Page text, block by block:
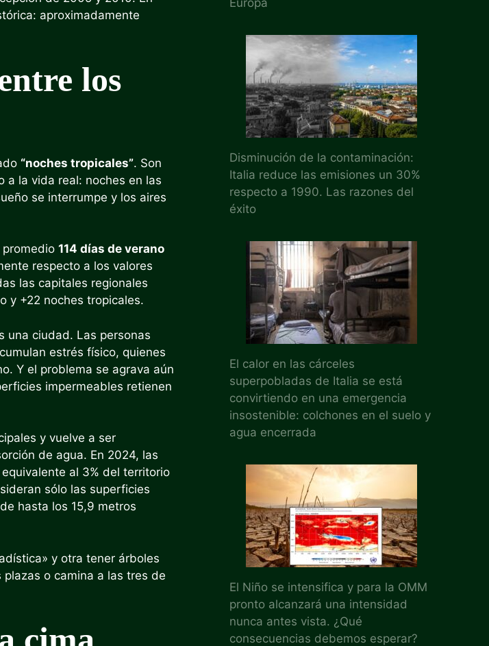
aproximadamente
los
“noches tropicales”. Son
a la vida real: noches en las
se interrumpe y los aires
114 días de verano
respecto a los valores
las capitales regionales
y +22 noches tropicales.
una ciudad. Las personas
estrés físico, quienes
Y el problema se agrava aún
impermeables retienen
y vuelve a ser
de agua. En 2024, las
al 3% del territorio
sólo las superficies
hasta los 15,9 metros
y otra tener árboles
o camina a las tres de
Disminución de la contaminación:
Italia reduce las emisiones un 30%
respecto a 1990. Las razones del
éxito
El calor en las cárceles
superpobladas de Italia se está
convirtiendo en una emergencia
insostenible: colchones en el suelo y
agua encerrada
El Niño se intensifica y para la OMM
pronto alcanzará una intensidad
nunca antes vista. ¿Qué
consecuencias debemos esperar?